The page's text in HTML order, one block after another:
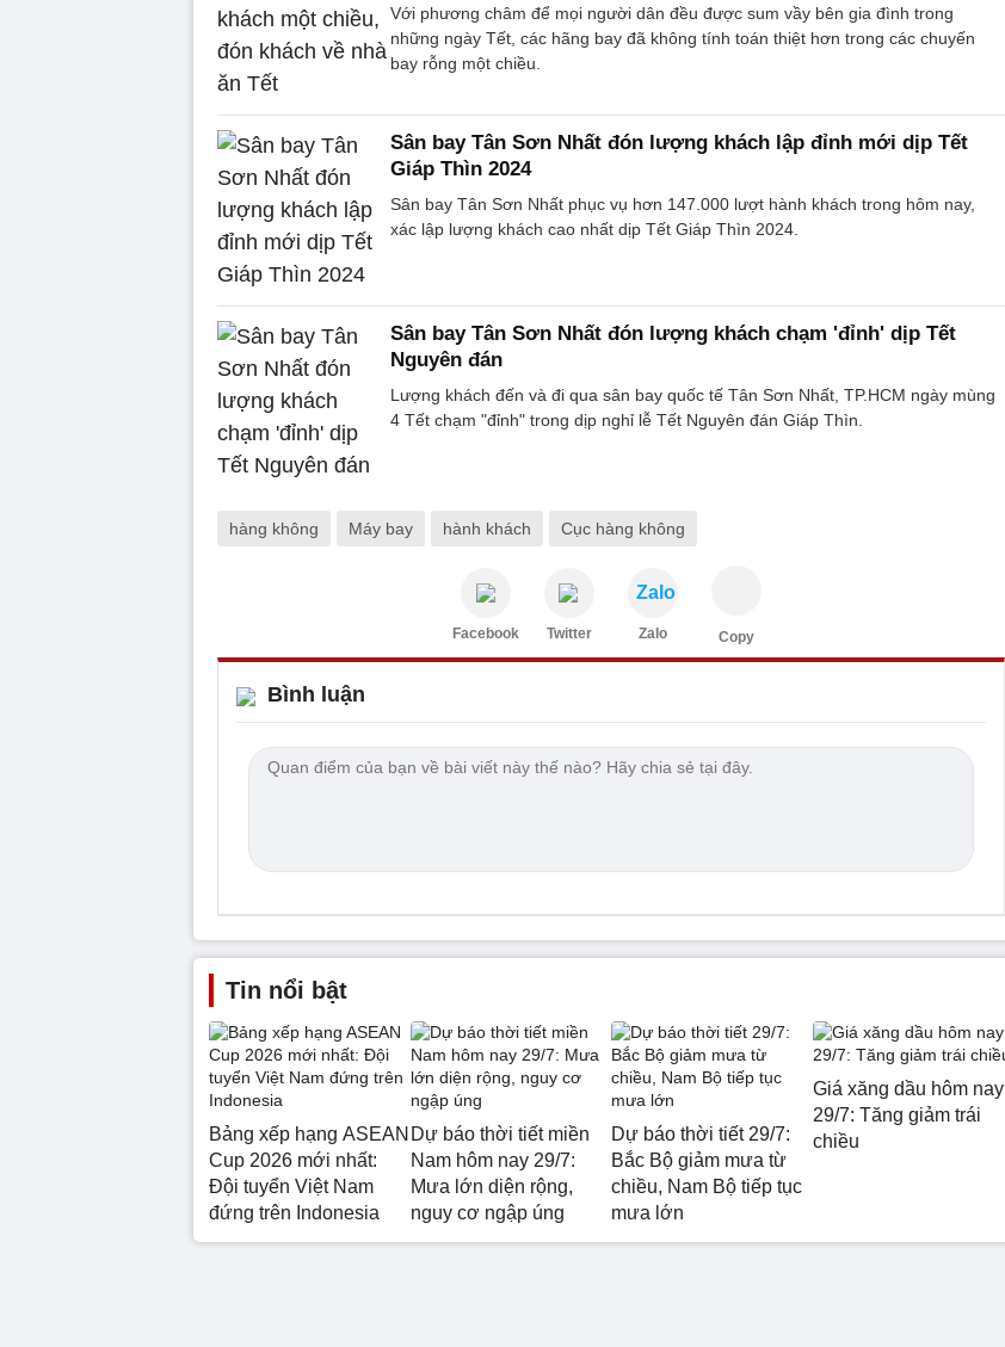
Với phương châm để mọi người dân đều được sum vầy bên gia đình trong
những ngày Tết, các hãng bay đã không tính toán thiệt hơn trong các chuyến
bay rỗng một chiều.
Sân bay Tân Sơn Nhất đón lượng khách lập đỉnh mới dịp Tết
Giáp Thìn 2024
Sân bay Tân Sơn Nhất phục vụ hơn 147.000 lượt hành khách trong hôm nay,
xác lập lượng khách cao nhất dịp Tết Giáp Thìn 2024.
Sân bay Tân Sơn Nhất đón lượng khách chạm 'đỉnh' dịp Tết
Nguyên đán
Lượng khách đến và đi qua sân bay quốc tế Tân Sơn Nhất, TP.HCM ngày mùng
4 Tết chạm "đỉnh" trong dịp nghỉ lễ Tết Nguyên đán Giáp Thìn.
hàng không Máy bay hành khách Cục hàng không
Facebook Twitter
Zalo
Zalo Copy
Bình luận
Tin nổi bật
Bảng xếp hạng ASEAN
Cup 2026 mới nhất:
Đội tuyển Việt Nam
đứng trên Indonesia
Dự báo thời tiết miền
Nam hôm nay 29/7:
Mưa lớn diện rộng,
nguy cơ ngập úng
Dự báo thời tiết 29/7:
Bắc Bộ giảm mưa từ
chiều, Nam Bộ tiếp tục
mưa lớn
Giá xăng dầu hôm nay
29/7: Tăng giảm trái
chiều